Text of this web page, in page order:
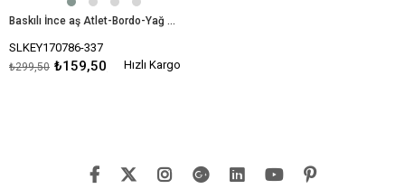
Baskılı İnce aş Atlet-Bordo-Yağ Yıkama
SLKEY170786-337
₺159,50
₺299,50 Hızlı Kargo